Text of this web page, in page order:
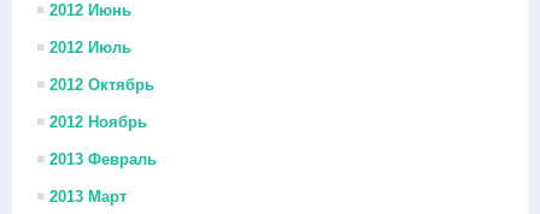
2012 Июнь
2012 Июль
2012 Октябрь
2012 Ноябрь
2013 Февраль
2013 Март